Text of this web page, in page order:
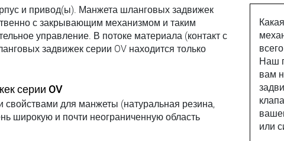
и привод(ы). Манжета шланговых задвижек
с закрывающим механизмом и таким
управление. В потоке материала (контакт с
задвижек серии OV находится только
серии OV
для манжеты (натуральная резина,
широкую и почти неограниченную область
Наш
вам
или